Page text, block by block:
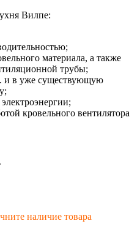
Вилпе:
материала, а также
трубы;
и в уже существующую
кровельного вентилятора
наличие товара